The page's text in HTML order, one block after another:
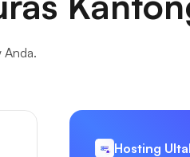
Anda.
Hosting